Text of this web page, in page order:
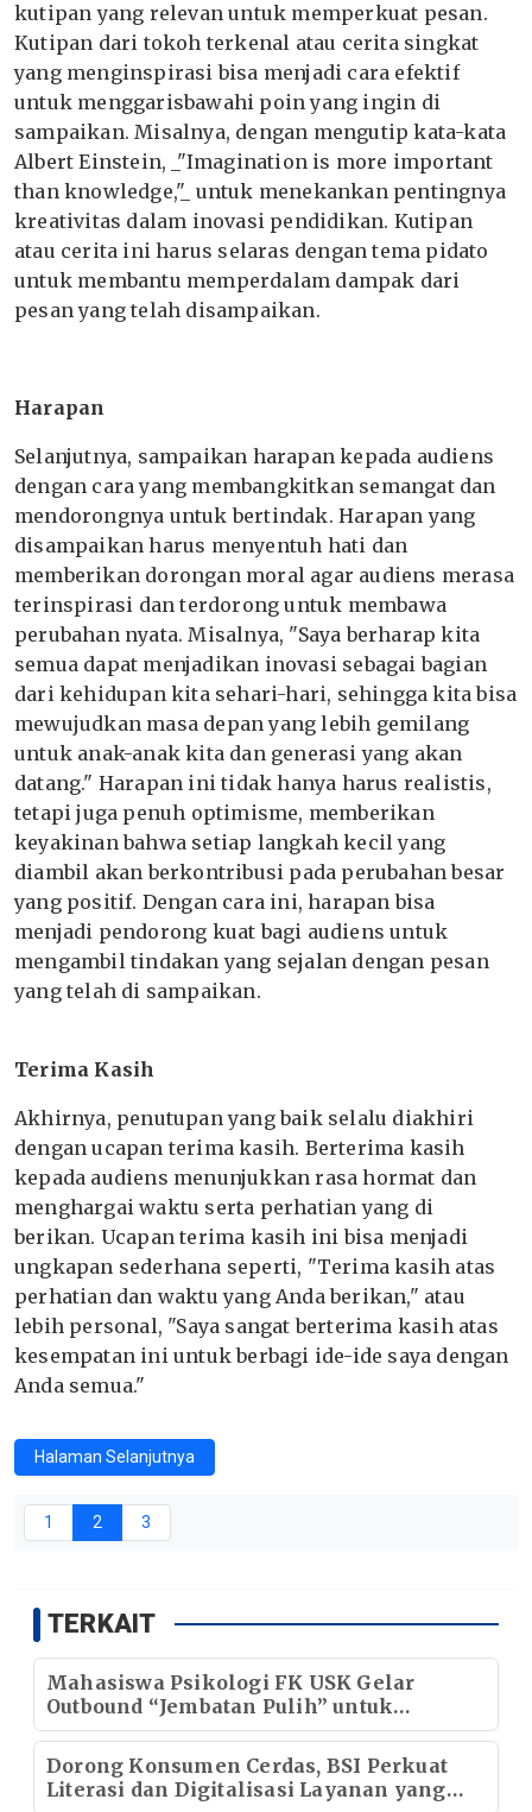
kutipan yang relevan untuk memperkuat pesan.
Kutipan dari tokoh terkenal atau cerita singkat
yang menginspirasi bisa menjadi cara efektif
untuk menggarisbawahi poin yang ingin di
sampaikan. Misalnya, dengan mengutip kata-kata
Albert Einstein, _"Imagination is more important
than knowledge,"_ untuk menekankan pentingnya
kreativitas dalam inovasi pendidikan. Kutipan
atau cerita ini harus selaras dengan tema pidato
untuk membantu memperdalam dampak dari
pesan yang telah disampaikan.
Harapan
Selanjutnya, sampaikan harapan kepada audiens
dengan cara yang membangkitkan semangat dan
mendorongnya untuk bertindak. Harapan yang
disampaikan harus menyentuh hati dan
memberikan dorongan moral agar audiens merasa
terinspirasi dan terdorong untuk membawa
perubahan nyata. Misalnya, "Saya berharap kita
semua dapat menjadikan inovasi sebagai bagian
dari kehidupan kita sehari-hari, sehingga kita bisa
mewujudkan masa depan yang lebih gemilang
untuk anak-anak kita dan generasi yang akan
datang." Harapan ini tidak hanya harus realistis,
tetapi juga penuh optimisme, memberikan
keyakinan bahwa setiap langkah kecil yang
diambil akan berkontribusi pada perubahan besar
yang positif. Dengan cara ini, harapan bisa
menjadi pendorong kuat bagi audiens untuk
mengambil tindakan yang sejalan dengan pesan
yang telah di sampaikan.
Terima Kasih
Akhirnya, penutupan yang baik selalu diakhiri
dengan ucapan terima kasih. Berterima kasih
kepada audiens menunjukkan rasa hormat dan
menghargai waktu serta perhatian yang di
berikan. Ucapan terima kasih ini bisa menjadi
ungkapan sederhana seperti, "Terima kasih atas
perhatian dan waktu yang Anda berikan," atau
lebih personal, "Saya sangat berterima kasih atas
kesempatan ini untuk berbagi ide-ide saya dengan
Anda semua."
Halaman Selanjutnya
1 2 3
TERKAIT
Mahasiswa Psikologi FK USK Gelar
Outbound “Jembatan Pulih” untuk
Perempuan yang Mengalami Burnout
Dorong Konsumen Cerdas, BSI Perkuat
Literasi dan Digitalisasi Layanan yang